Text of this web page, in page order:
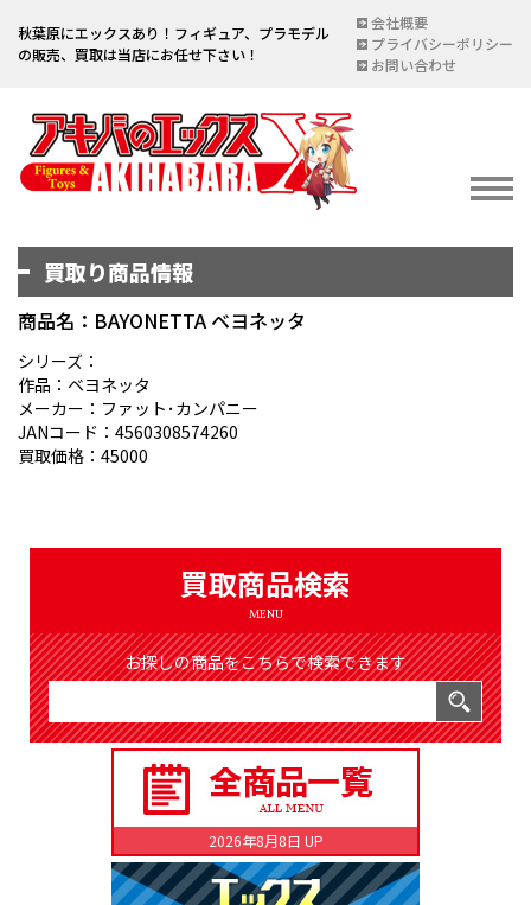
秋葉原にエックスあり！フィギュア、プラモデル
の販売、買取は当店にお任せ下さい！
会社概要
プライバシーポリシー
お問い合わせ
イベント情報
宅配買取のご案内
DELIVERY PURCHASE
買取お申し込み
ASSESSMENT
買取り商品情報
商品名：BAYONETTA ベヨネッタ
シリーズ：
作品：ベヨネッタ
メーカー：ファット･カンパニー
JANコード：4560308574260
買取価格：45000
買取商品検索
MENU
お探しの商品をこちらで検索できます
2026年8月8日 UP